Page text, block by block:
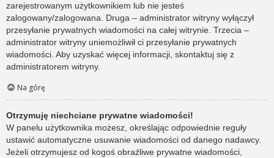
zarejestrowanym użytkownikiem lub nie jesteś
zalogowany/zalogowana. Druga – administrator witryny wyłączył
przesyłanie prywatnych wiadomości na całej witrynie. Trzecia –
administrator witryny uniemożliwił ci przesyłanie prywatnych
wiadomości. Aby uzyskać więcej informacji, skontaktuj się z
administratorem witryny.
Na górę
Otrzymuję niechciane prywatne wiadomości!
W panelu użytkownika możesz, określając odpowiednie reguły
ustawić automatyczne usuwanie wiadomości od danego nadawcy.
Jeżeli otrzymujesz od kogoś obraźliwe prywatne wiadomości,